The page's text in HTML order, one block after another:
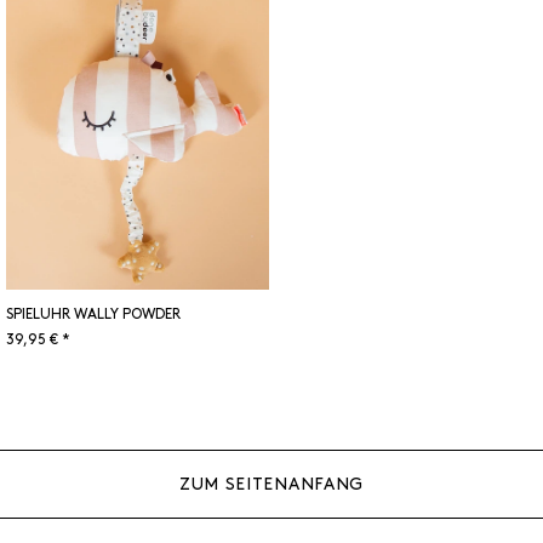
SPIELUHR WALLY POWDER
39,95 € *
ZUM SEITENANFANG